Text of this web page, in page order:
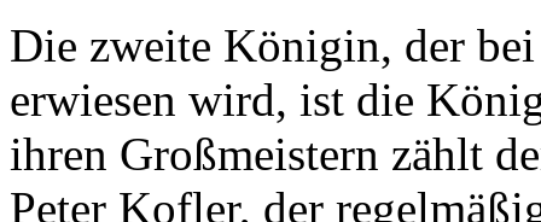
Die zweite Königin, der
erwiesen wird, ist die
ihren Großmeistern zählt
Peter Kofler, der